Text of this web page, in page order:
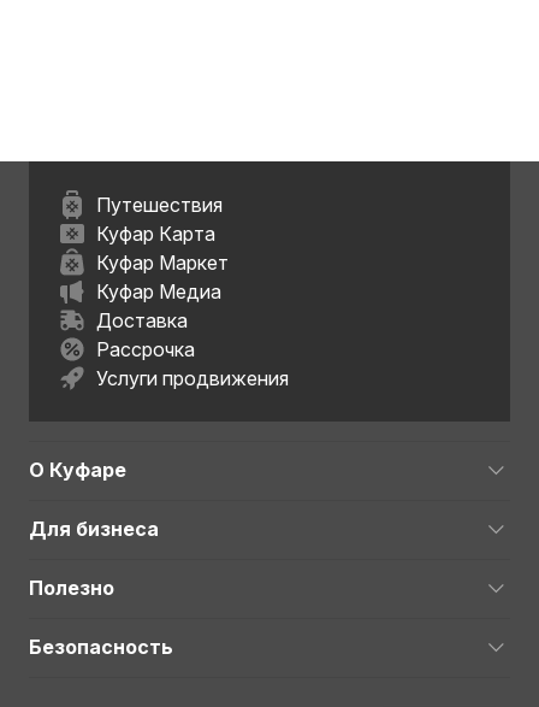
Путешествия
Куфар Карта
Куфар Маркет
Куфар Медиа
Доставка
Рассрочка
Услуги продвижения
О Куфаре
Для бизнеса
Полезно
Безопасность